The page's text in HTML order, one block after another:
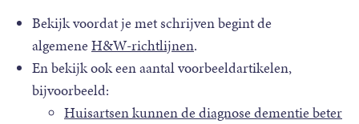
Bekijk voordat je met schrijven begint de
algemeneH&W-richtlijnen.
En bekijk ook een aantal voorbeeldartikelen,
bijvoorbeeld:
Huisartsen kunnen de diagnose dementie beter